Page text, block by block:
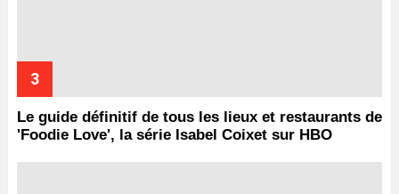
Le guide définitif de tous les lieux et restaurants de
'Foodie Love', la série Isabel Coixet sur HBO